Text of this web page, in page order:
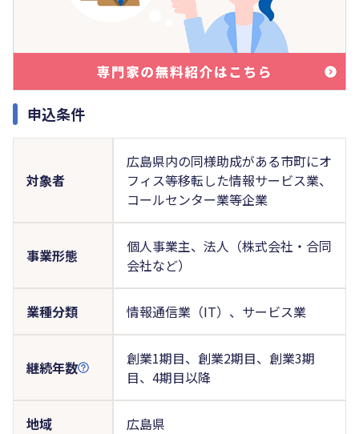
申込条件
対象者
広島県内の同様助成がある市町にオ
フィス等移転した情報サービス業、
コールセンター業等企業
事業形態
個人事業主、法人（株式会社・合同
会社など）
業種分類 情報通信業（IT）、サービス業
継続年数
創業1期目、創業2期目、創業3期
目、4期目以降
地域 広島県